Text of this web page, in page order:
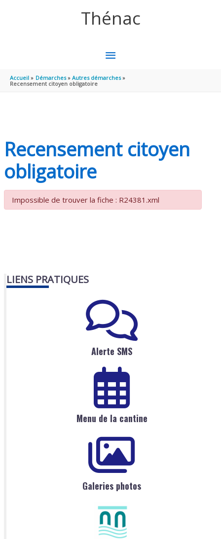
Thénac
MENU
PRINCIPAL
Accueil Démarches
Autres démarches
Recensement citoyen obligatoire
Recensement citoyen
obligatoire
Impossible de trouver la fiche : R24381.xml
LIENS PRATIQUES
Alerte SMS
Menu de la cantine
Galeries photos